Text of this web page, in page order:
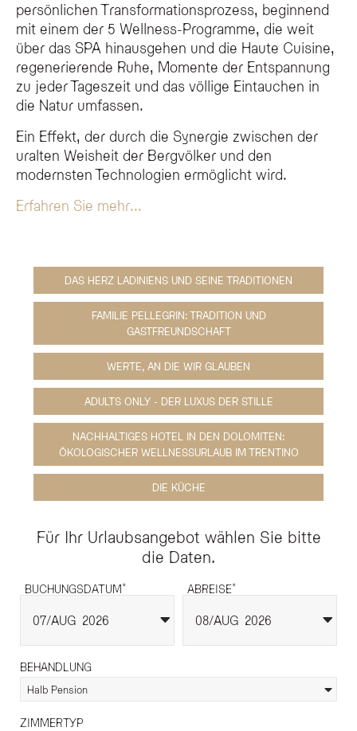
persönlichen Transformationsprozess, beginnend
mit einem der 5 Wellness-Programme, die weit
über das SPA hinausgehen und die Haute Cuisine,
regenerierende Ruhe, Momente der Entspannung
zu jeder Tageszeit und das völlige Eintauchen in
die Natur umfassen.
Ein Effekt, der durch die Synergie zwischen der
uralten Weisheit der Bergvölker und den
modernsten Technologien ermöglicht wird.
Erfahren Sie mehr...
DAS HERZ LADINIENS UND SEINE TRADITIONEN
FAMILIE PELLEGRIN: TRADITION UND
GASTFREUNDSCHAFT
WERTE, AN DIE WIR GLAUBEN
ADULTS ONLY - DER LUXUS DER STILLE
NACHHALTIGES HOTEL IN DEN DOLOMITEN:
ÖKOLOGISCHER WELLNESSURLAUB IM TRENTINO
DIE KÜCHE
Für Ihr Urlaubsangebot wählen Sie bitte
die Daten.
BUCHUNGSDATUM*
07 AUG 2026
ABREISE*
08 AUG 2026
BEHANDLUNG
Halb Pension
ZIMMERTYP